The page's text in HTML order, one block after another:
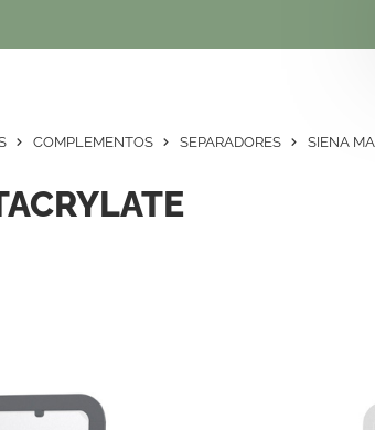
COMPLEMENTOS SEPARADORES SIENA